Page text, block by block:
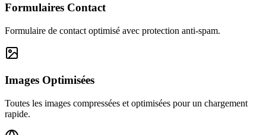
Formulaires Contact
Formulaire de contact optimisé avec protection anti-spam.
Images Optimisées
Toutes les images compressées et optimisées pour un chargement
rapide.